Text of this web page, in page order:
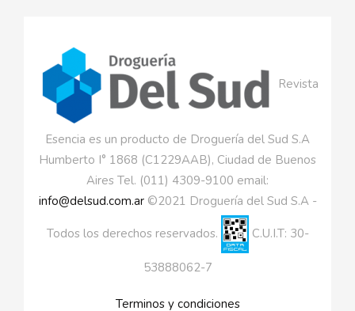
Revista
Esencia es un producto de Droguería del Sud S.A
Humberto I° 1868 (C1229AAB), Ciudad de Buenos
Aires Tel. (011) 4309-9100 email:
info@delsud.com.ar©2021 Droguería del Sud S.A -
Todos los derechos reservados. C.U.I.T: 30-
53888062-7
Terminos y condiciones